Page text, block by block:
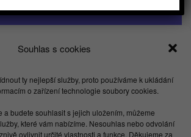
Souhlas s cookies
ty nejlepší služby, proto používáme k ukládání
o zařízení technologie soubory cookies.
a budete souhlasit s jejich uložením, můžeme
které vám nabízíme. Nesouhlas nebo odvolání
ovlivnit určité vlastnosti a funkce. Děkujeme za
z.ú. Londýnská 254/7,